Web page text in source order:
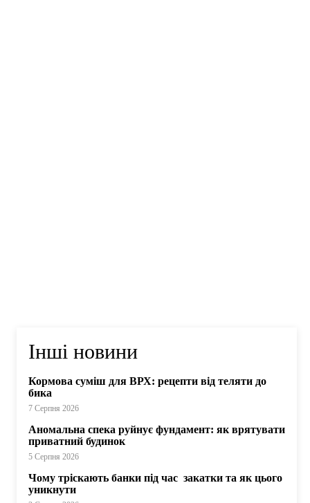
Інші новини
Кормова суміш для ВРХ: рецепти від теляти до
бика
7 Серпня 2026
Аномальна спека руйнує фундамент: як врятувати
приватний будинок
5 Серпня 2026
Чому тріскають банки під час закатки та як цього
уникнути